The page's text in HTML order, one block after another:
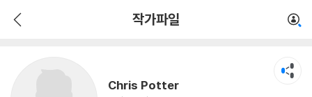
작가파일
Chris Potter